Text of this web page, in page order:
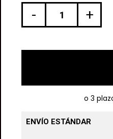
- +
ENVÍO ESTÁNDAR